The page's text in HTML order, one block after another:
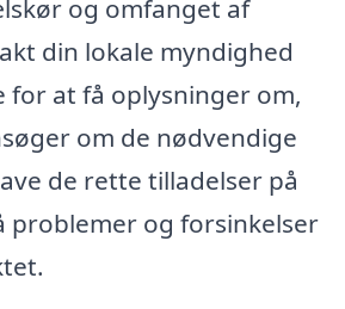
og omfanget af
din lokale myndighed
for at få oplysninger om,
om de nødvendige
de rette tilladelser på
problemer og forsinkelser